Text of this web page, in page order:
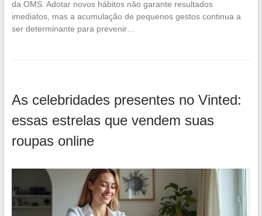
da OMS. Adotar novos hábitos não garante resultados
imediatos, mas a acumulação de pequenos gestos continua a
ser determinante para prevenir…
As celebridades presentes no Vinted:
essas estrelas que vendem suas
roupas online